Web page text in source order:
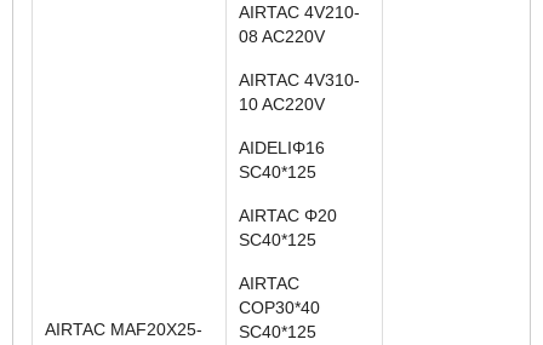
AIRTAC MAF20X25-
AIRTAC 4V210-
08 AC220V
AIRTAC 4V310-
10 AC220V
AIDELIΦ16
SC40*125
AIRTAC Φ20
SC40*125
AIRTAC
COP30*40
SC40*125